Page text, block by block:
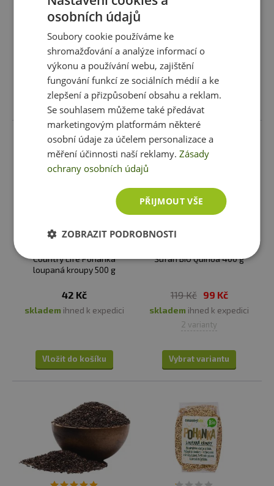
53 Kč
sklademihned k expedici
Vložit do košíku
sklademihned k expedici
Vložit do košíku
Country Life Pohanka
loupaná kroupy 500 g
42 Kč
skladem ihned k expedici
Vložit do košíku
-17%
Šufan BIO Quinoa 400 g
119 Kč 99 Kč
skladem ihned k expedici
2 varianty
Vybrat variantu
osobních údajů
Soubory cookie používáme ke
shromažďování a analýze informací o
výkonu a používání webu, zajištění
fungování funkcí ze sociálních médií a ke
zlepšení a přizpůsobení obsahu a reklam.
Se souhlasem můžeme také předávat
marketingovým platformám některé
osobní údaje za účelem personalizace a
měření účinnosti naší reklamy.Zásady
ochrany osobních údajů
PŘIJMOUT VŠE
ZOBRAZIT PODROBNOSTI